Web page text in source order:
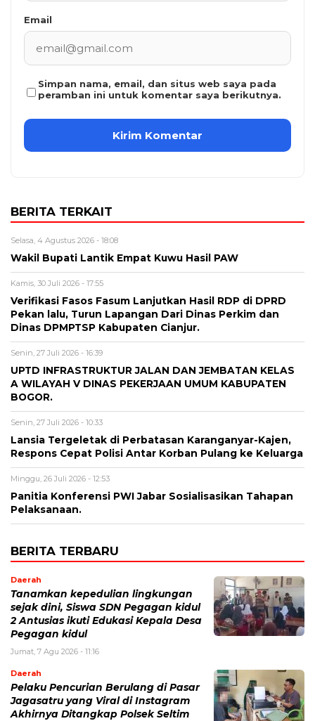
Email
Simpan nama, email, dan situs web saya pada
peramban ini untuk komentar saya berikutnya.
BERITA TERKAIT
Selasa, 4 Agustus 2026 - 18:08
Wakil Bupati Lantik Empat Kuwu Hasil PAW
Kamis, 30 Juli 2026 - 17:55
Verifikasi Fasos Fasum Lanjutkan Hasil RDP di DPRD
Pekan lalu, Turun Lapangan Dari Dinas Perkim dan
Dinas DPMPTSP Kabupaten Cianjur.
Senin, 27 Juli 2026 - 16:39
UPTD INFRASTRUKTUR JALAN DAN JEMBATAN KELAS
A WILAYAH V DINAS PEKERJAAN UMUM KABUPATEN
BOGOR.
Senin, 27 Juli 2026 - 10:33
Lansia Tergeletak di Perbatasan Karanganyar-Kajen,
Respons Cepat Polisi Antar Korban Pulang ke Keluarga
Minggu, 26 Juli 2026 - 12:53
Panitia Konferensi PWI Jabar Sosialisasikan Tahapan
Pelaksanaan.
BERITA TERBARU
Daerah
Tanamkan kepedulian lingkungan
sejak dini, Siswa SDN Pegagan kidul
2 Antusias ikuti Edukasi Kepala Desa
Pegagan kidul
Jumat, 7 Agu 2026 - 11:16
Daerah
Pelaku Pencurian Berulang di Pasar
Jagasatru yang Viral di Instagram
Akhirnya Ditangkap Polsek Seltim